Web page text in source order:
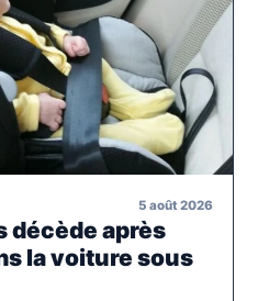
5 août 2026
décède après
la voiture sous